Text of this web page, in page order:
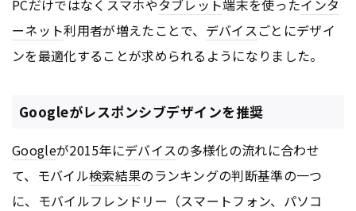
PCだけではなくスマホやタブレット端末を使ったインタ
ーネット利用者が増えたことで、 デバイスごとにデザイ
ンを最適化することが求められるようになりました。
Googleがレスポンシブデザインを推奨
Googleが2015年にデバイスの多様化の流れに合わせ
て、モバイル検索結果のランキングの判断基準の一つ
に、モバイルフレンドリー（スマートフォン、パソコ